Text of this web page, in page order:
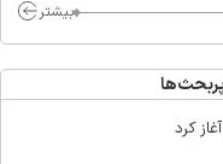
بیشتر
کرد